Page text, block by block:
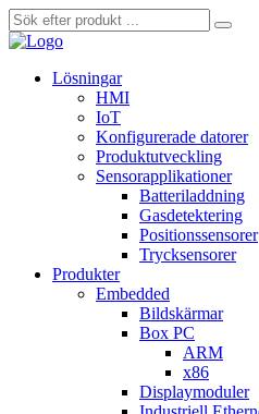
Lösningar
HMI
IoT
Konfigurerade datorer
Produktutveckling
Sensorapplikationer
Batteriladdning
Gasdetektering
Positionssensorer
Trycksensorer
Produkter
Embedded
Bildskärmar
Box PC
ARM
x86
Displaymoduler